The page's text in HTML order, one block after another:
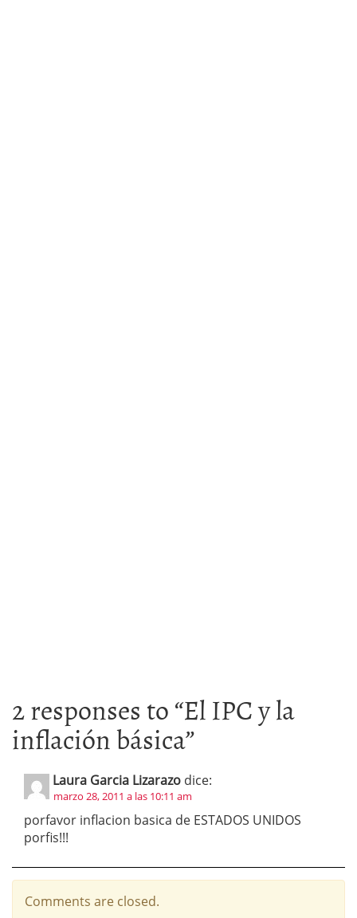
2 responses to “El IPC y la
inflación básica”
Laura Garcia Lizarazo dice:
marzo 28, 2011 a las 10:11 am
porfavor inflacion basica de ESTADOS UNIDOS
porfis!!!
Comments are closed.